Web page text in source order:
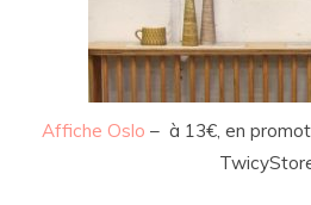
Affiche Oslo – à 13€, en